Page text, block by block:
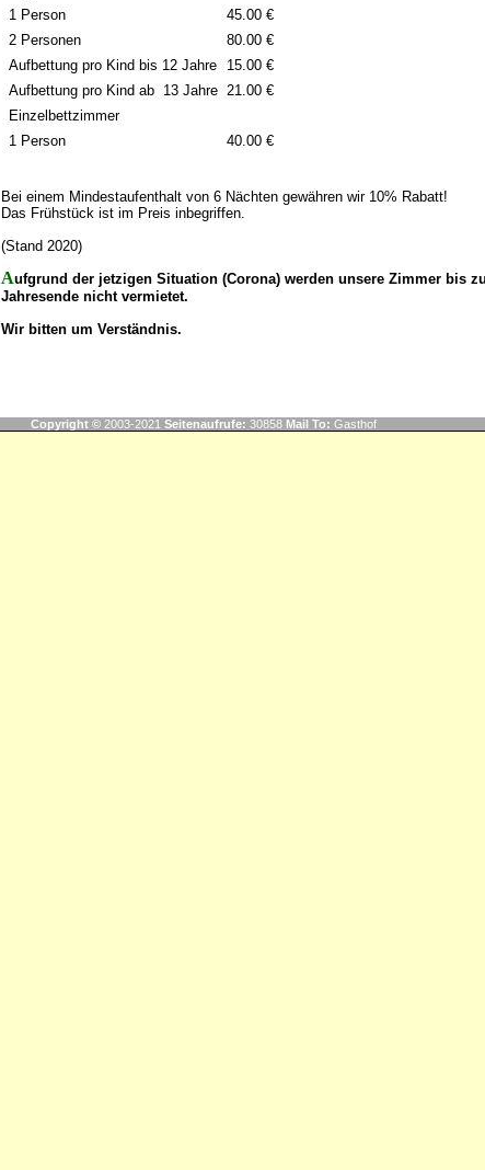
1 Person
45.00 €
2 Personen
80.00 €
Aufbettung pro Kind bis 12 Jahre
15.00 €
Aufbettung pro Kind ab 13 Jahre 21.00 €
Einzelbettzimmer
1 Person
40.00 €
Bei einem Mindestaufenthalt von 6 Nächten gewähren wir 10% Rabatt!
Das Frühstück ist im Preis inbegriffen.
(Stand 2020)
Aufgrund der jetzigen Situation (Corona) werden unsere Zimmer bis zum
Jahresende nicht vermietet.
Wir bitten um Verständnis.
Copyright © 2003-2021 Seitenaufrufe: 30858 Mail To: Gasthof